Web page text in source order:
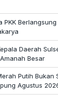
PKK
Daerah
Besar
Putih Bukan
Agustus